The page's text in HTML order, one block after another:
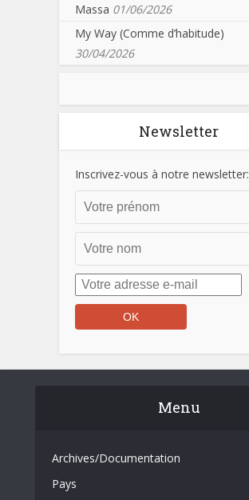
Massa 01/06/2026
My Way (Comme d’habitude)
30/04/2026
Newsletter
Inscrivez-vous à notre newsletter:
Menu
Archives/Documentation
Pays